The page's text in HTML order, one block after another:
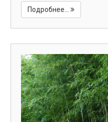
Подробнее...